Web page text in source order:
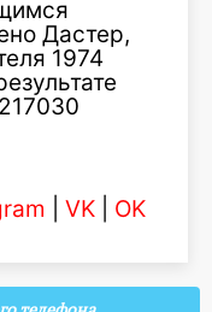
Дастер,
1974
VK OK